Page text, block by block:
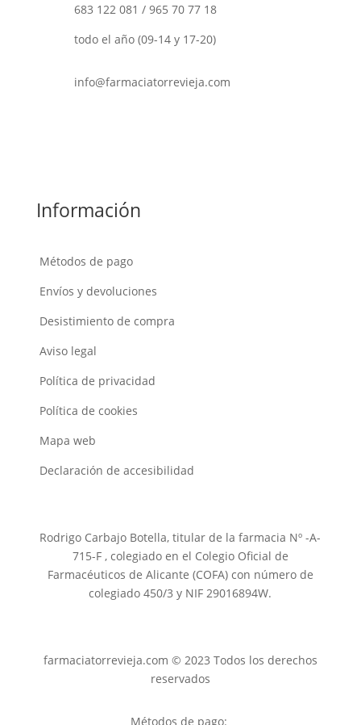
683 122 081 / 965 70 77 18
todo el año (09-14 y 17-20)
info@farmaciatorrevieja.com
Información
Métodos de pago
Envíos y devoluciones
Desistimiento de compra
Aviso legal
Política de privacidad
Política de cookies
Mapa web
Declaración de accesibilidad
Rodrigo Carbajo Botella, titular de la farmacia Nº -A-
715-F , colegiado en el Colegio Oficial de
Farmacéuticos de Alicante (COFA) con número de
colegiado 450/3 y NIF 29016894W.
farmaciatorrevieja.com © 2023 Todos los derechos
reservados
Métodos de pago: